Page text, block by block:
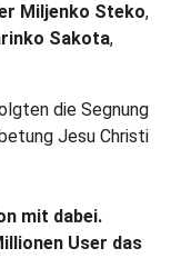
Miljenko Steko,
Sakota,
die Segnung
Jesu Christi
mit dabei.
User das